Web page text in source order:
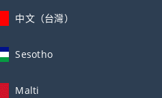
中文（台灣）
Sesotho
Malti